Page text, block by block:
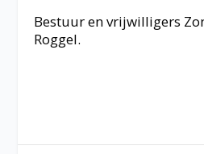
Bestuur en vrijwilligers
Roggel.